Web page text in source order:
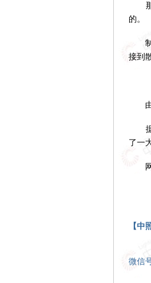
那
的。
制
接到
由
据
了一
网
【中
微信